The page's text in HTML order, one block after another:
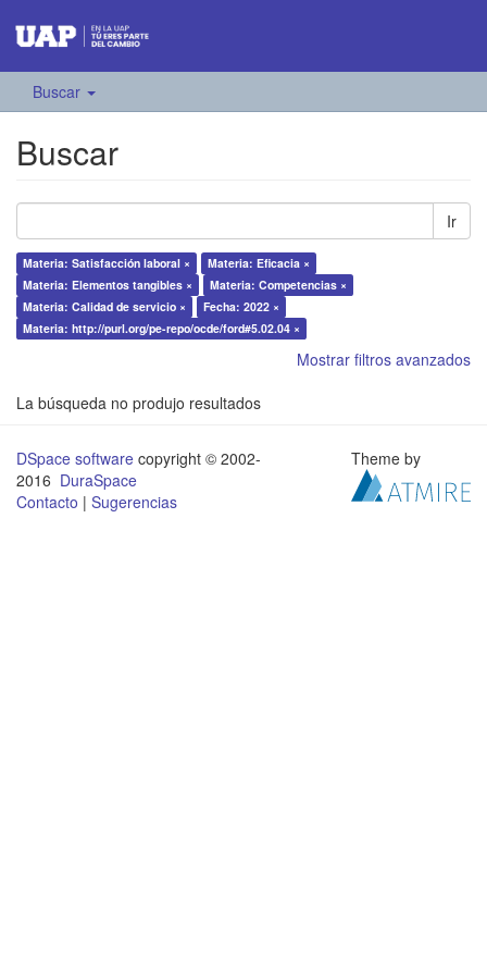
Buscar
Buscar
Ir
Materia: Satisfacción laboral ×
Materia: Eficacia ×
Materia: Elementos tangibles ×
Materia: Competencias ×
Materia: Calidad de servicio ×
Fecha: 2022 ×
Materia: http://purl.org/pe-repo/ocde/ford#5.02.04 ×
Mostrar filtros avanzados
La búsqueda no produjo resultados
DSpace software copyright © 2002-
2016 DuraSpace
Contacto | Sugerencias
Theme by